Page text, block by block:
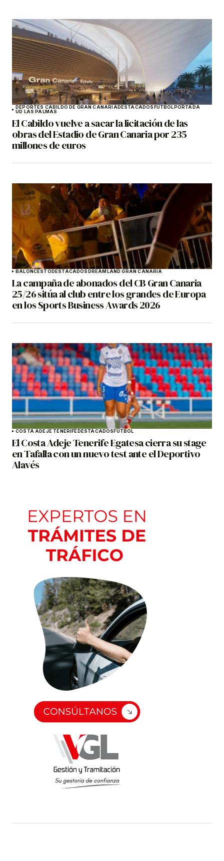
DEPORTES CABILDO DE GRAN CANARIADESTACADOSFÚTBOLPORTADA
UD LAS PALMAS
El Cabildo vuelve a sacar la licitación de las
obras del Estadio de Gran Canaria por 235
millones de euros
BALONCESTODESTACADOSDREAMLAND GRAN CANARIA
La campaña de abonados del CB Gran Canaria
25/26 sitúa al club entre los grandes de Europa
en los Sports Business Awards 2026
COSTA ADEJE TENERIFEDESTACADOSFÚTBOL
El Costa Adeje Tenerife Egatesa cierra su stage
en Tafalla con un nuevo test ante el Deportivo
Alavés